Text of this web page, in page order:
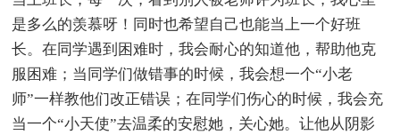
是多么的羡慕呀！同时也希望自己也能当上一个好班
长。在同学遇到困难时，我会耐心的知道他，帮助他克
服困难；当同学们做错事的时候，我会想一个“小老
师”一样教他们改正错误；在同学们伤心的时候，我会充
当一个“小天使”去温柔的安慰她，关心她。让他从阴影